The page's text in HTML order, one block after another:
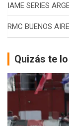
IAME SERIES
RMC BUENOS
Quizás te